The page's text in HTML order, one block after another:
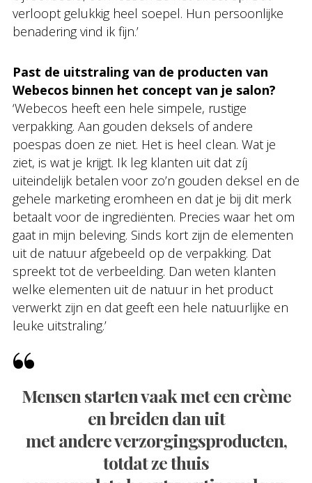
verloopt gelukkig heel soepel. Hun persoonlijke
benadering vind ik fijn.’
Past de uitstraling van de producten van
Webecos binnen het concept van je salon?
‘Webecos heeft een hele simpele, rustige
verpakking. Aan gouden deksels of andere
poespas doen ze niet. Het is heel clean. Wat je
ziet, is wat je krijgt. Ik leg klanten uit dat zíj
uiteindelijk betalen voor zo’n gouden deksel en de
gehele marketing eromheen en dat je bij dit merk
betaalt voor de ingrediënten. Precies waar het om
gaat in mijn beleving. Sinds kort zijn de elementen
uit de natuur afgebeeld op de verpakking. Dat
spreekt tot de verbeelding. Dan weten klanten
welke elementen uit de natuur in het product
verwerkt zijn en dat geeft een hele natuurlijke en
leuke uitstraling.’
Mensen starten vaak met een crème
en breiden dan uit
met andere verzorgingsproducten,
totdat ze thuis